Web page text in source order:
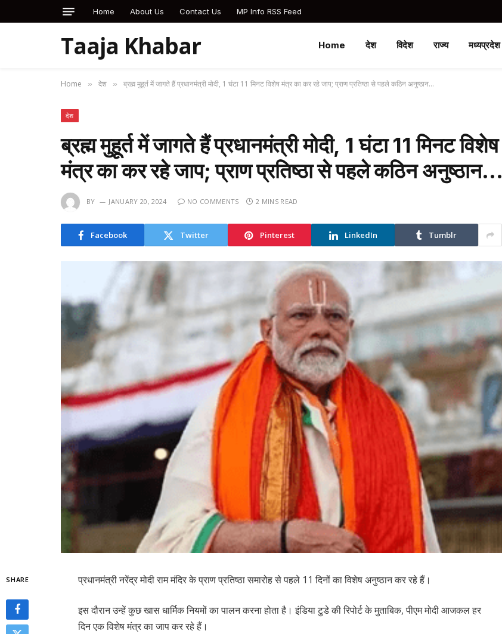
Home About Us Contact Us MP Info RSS Feed
Taaja Khabar Home देश विदेश राज्य मध्यप्रदेश
Home » देश » ब्रह्म मुहूर्त में जागते हैं प्रधानमंत्री मोदी, 1 घंटा 11 मिनट विशेष मंत्र का कर रहे जाप; प्राण प्रतिष्ठा से पहले कठिन अनुष्ठान…
देश
ब्रह्म मुहूर्त में जागते हैं प्रधानमंत्री मोदी, 1 घंटा 11 मिनट विशेष
मंत्र का कर रहे जाप; प्राण प्रतिष्ठा से पहले कठिन अनुष्ठान…
BY JANUARY 20, 2024 NO COMMENTS 2 MINS READ
Facebook Twitter Pinterest LinkedIn Tumblr
SHARE प्रधानमंत्री नरेंद्र मोदी राम मंदिर के प्राण प्रतिष्ठा समारोह से पहले 11 दिनों का विशेष अनुष्ठान कर रहे हैं।
इस दौरान उन्हें कुछ खास धार्मिक नियमों का पालन करना होता है। इंडिया टुडे की रिपोर्ट के मुताबिक, पीएम मोदी आजकल हर
दिन एक विशेष मंत्र का जाप कर रहे हैं।